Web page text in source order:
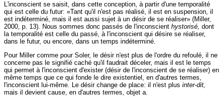
L'inconscient se saisit, dans cette conception, à partir d'une temporalité
qui est celle du futur: «Tant qu'il n'est pas réalisé, il est en suspension, il
est indéterminé, mais il est aussi sujet à un désir de se réaliser» (Miller,
2000, p. 13). Nous sommes donc passés de l'inconscient hystorisé, dont
la temporalité est celle du passé, à l'inconscient qui désire se réaliser,
dans le futur, ou encore, dans un temps indéterminé.
Pour Miller comme pour Soler, le désir n'est plus de l'ordre du refoulé, il ne
concerne pas le signifié caché qu'il faudrait déceler, mais il est le temps
qui permet à l'inconscient d'exister (désir de l'inconscient de se réaliser) en
même temps que ce qui fonde le dire existentiel, en d'autres termes,
l'inconscient lui-même. Le désir change de place: il n'est plus inter-dit,
mais il devient cause, en d'autres termes, objet a.